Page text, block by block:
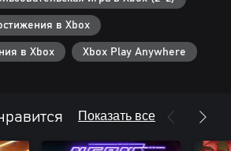
в Xbox
в Xbox Xbox Play Anywhere
Показать все